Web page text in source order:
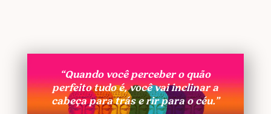
“Quando você perceber o quão
perfeito tudo é, você vai inclinar a
cabeça para trás e rir para o céu.”